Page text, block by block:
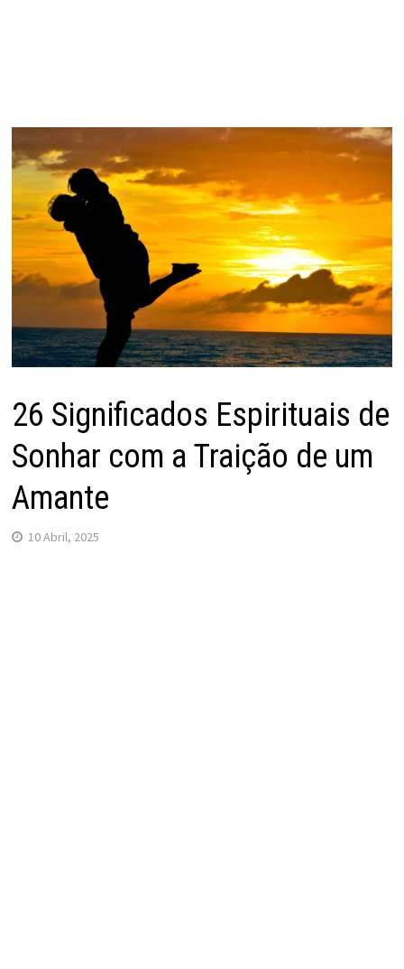
26 Significados Espirituais de
Sonhar com a Traição de um
Amante
10 Abril, 2025